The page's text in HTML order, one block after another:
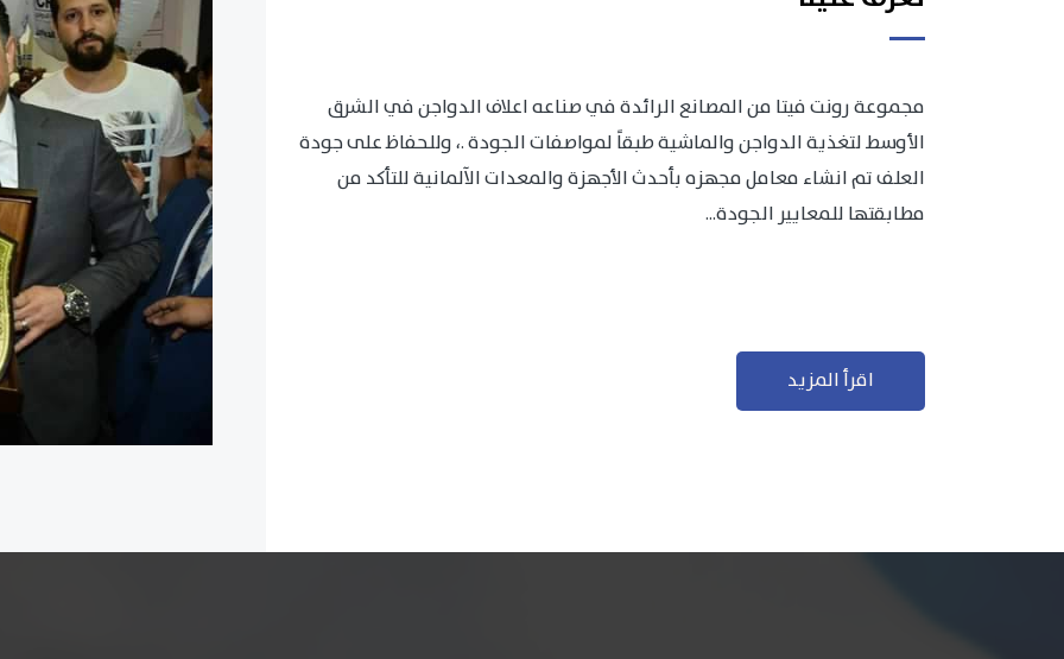
مجموعة رونت فيتا من المصانع الرائدة في صناعه اعلاف الدواجن في الشرق
الأوسط لتغذية الدواجن والماشية طبقاً لمواصفات الجودة .، وللحفاظ على جودة
العلف تم انشاء معامل مجهزه بأحدث الأجهزة والمعدات الآلمانية للتأكد من
مطابقتها للمعايير الجودة...
اقرأ المزيد